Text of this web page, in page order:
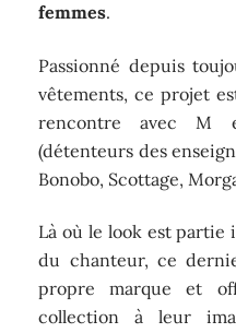
femmes.
Passionné depuis
vêtements, ce projet
rencontre avec M
(détenteurs des
Bonobo, Scottage,
Là où le look est partie
du chanteur, ce
propre marque et
collection à leur